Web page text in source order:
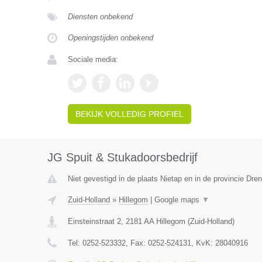
Diensten onbekend
Openingstijden onbekend
Sociale media:
BEKIJK VOLLEDIG PROFIEL
JG Spuit & Stukadoorsbedrijf
Niet gevestigd in de plaats Nietap en in de provincie
Zuid-Holland » Hillegom Google maps ▼
Einsteinstraat 2, 2181 AA Hillegom (Zuid-Holland)
Tel: 0252-523332, Fax: 0252-524131, KvK: 28040916